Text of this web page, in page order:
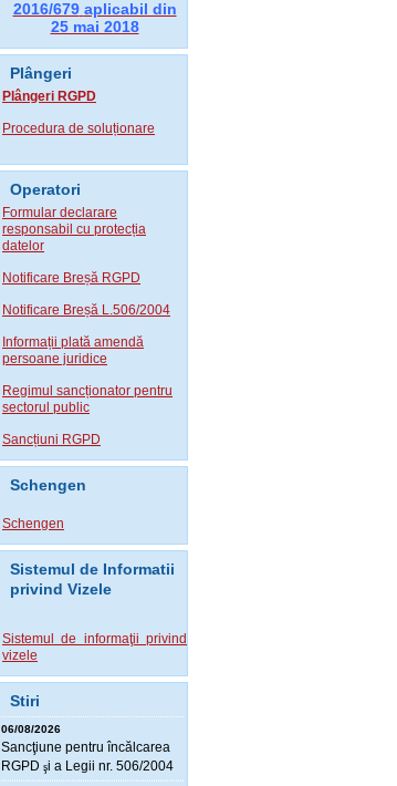
2016/679 aplicabil din
25 mai 2018
Plângeri
Plângeri RGPD
Procedura de soluționare
Operatori
Formular declarare
responsabil cu protecția
datelor
Notificare Breșă RGPD
Notificare Breșă L.506/2004
Informații plată amendă
persoane juridice
Regimul sancționator pentru
sectorul public
Sancțiuni RGPD
Schengen
Schengen
Sistemul de Informatii
privind Vizele
Sistemul de informaţii privind
vizele
Stiri
06/08/2026
Sancţiune pentru încălcarea
RGPD şi a Legii nr. 506/2004